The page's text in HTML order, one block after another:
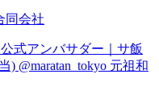
同会社
式アンバサダー｜サ飯
@maratan_tokyo 元祖和